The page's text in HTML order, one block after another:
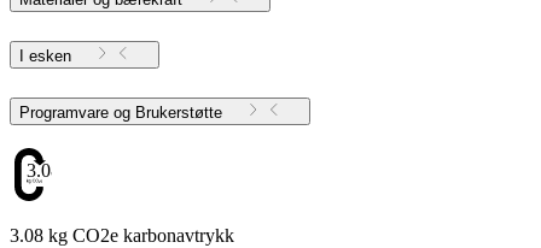
I esken
Programvare og Brukerstøtte
3.08
3.08 kg CO2e karbonavtrykk